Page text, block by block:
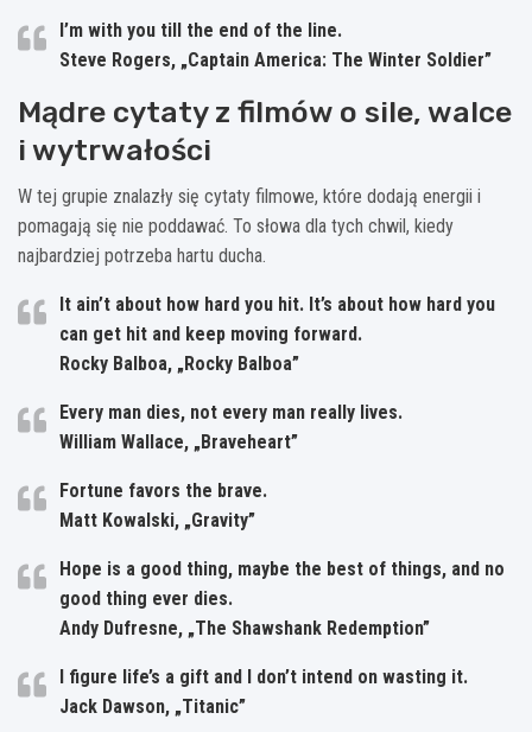
I’m with you till the end of the line.
Steve Rogers, „Captain America: The Winter Soldier”
Mądre cytaty z filmów o sile, walce
i wytrwałości
W tej grupie znalazły się cytaty filmowe, które dodają energii i
pomagają się nie poddawać. To słowa dla tych chwil, kiedy
najbardziej potrzeba hartu ducha.
It ain’t about how hard you hit. It’s about how hard you
can get hit and keep moving forward.
Rocky Balboa, „Rocky Balboa”
Every man dies, not every man really lives.
William Wallace, „Braveheart”
Fortune favors the brave.
Matt Kowalski, „Gravity”
Hope is a good thing, maybe the best of things, and no
good thing ever dies.
Andy Dufresne, „The Shawshank Redemption”
I figure life’s a gift and I don’t intend on wasting it.
Jack Dawson, „Titanic”